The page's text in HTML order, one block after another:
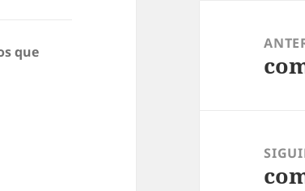
que
entradas